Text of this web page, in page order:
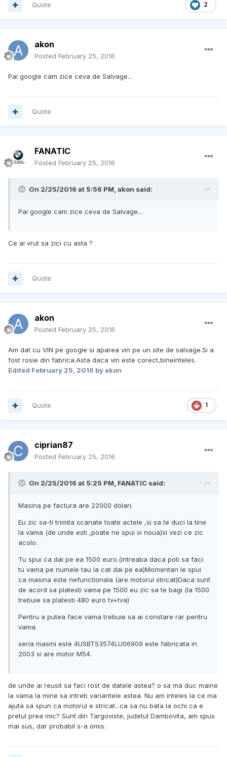
2
Quote
akon
Posted February 25, 2016
Pai google cam zice ceva de Salvage...
Quote
FANATIC
Posted February 25, 2016
On 2/25/2016 at 5:56 PM, akon said:
Pai google cam zice ceva de Salvage...
Ce ai vrut sa zici cu asta ?
Quote
akon
Posted February 25, 2016
Am dat cu VIN pe google si aparea vin pe un site de salvage.Si a
fost rosie din fabrica.Asta daca vin este corect,bineinteles.
Edited February 25, 2016 by akon
1
Quote
ciprian87
Posted February 25, 2016
On 2/25/2016 at 5:25 PM, FANATIC said:
Masina pe factura are 22000 dolari.
Eu zic sa-ti trimita scanate toate actele ,si sa te duci la tine
la vama (de unde esti ,poate ne spui si noua)si vezi ce zic
acolo.
Tu spui ca dai pe ea 1500 euro.(intreaba daca poti sa faci
tu vama pe numele tau la cat dai pe ea)Momentan le spui
ca masina este nefunctionala (are motorul stricat)Daca sunt
de acord sa platesti vama pe 1500 eu zic sa te bagi (la 1500
trebuie sa platesti 480 euro tv+tva)
Pentru a putea face vama trebuie sa ai constare rar pentru
vama.
seria masini este 4USBT53574LU06909 este fabricata in
2003 si are motor M54.
de unde ai reusit sa faci rost de datele astea? o sa ma duc maine
la vama la mine sa intreb variantele astea. Nu am inteles la ce ma
ajuta sa spun ca motorul e stricat...ca sa nu bata la ochi ca e
pretul prea mic? Sunt din Targoviste, judetul Dambovita, am spus
mai sus, dar probabil s-a omis.